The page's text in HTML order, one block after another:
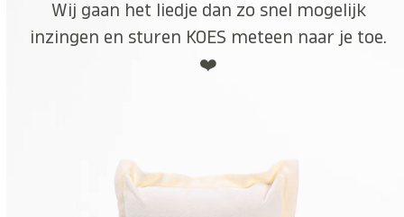
Wij gaan het liedje dan zo snel mogelijk
inzingen en sturen KOES meteen naar je toe.
❤️